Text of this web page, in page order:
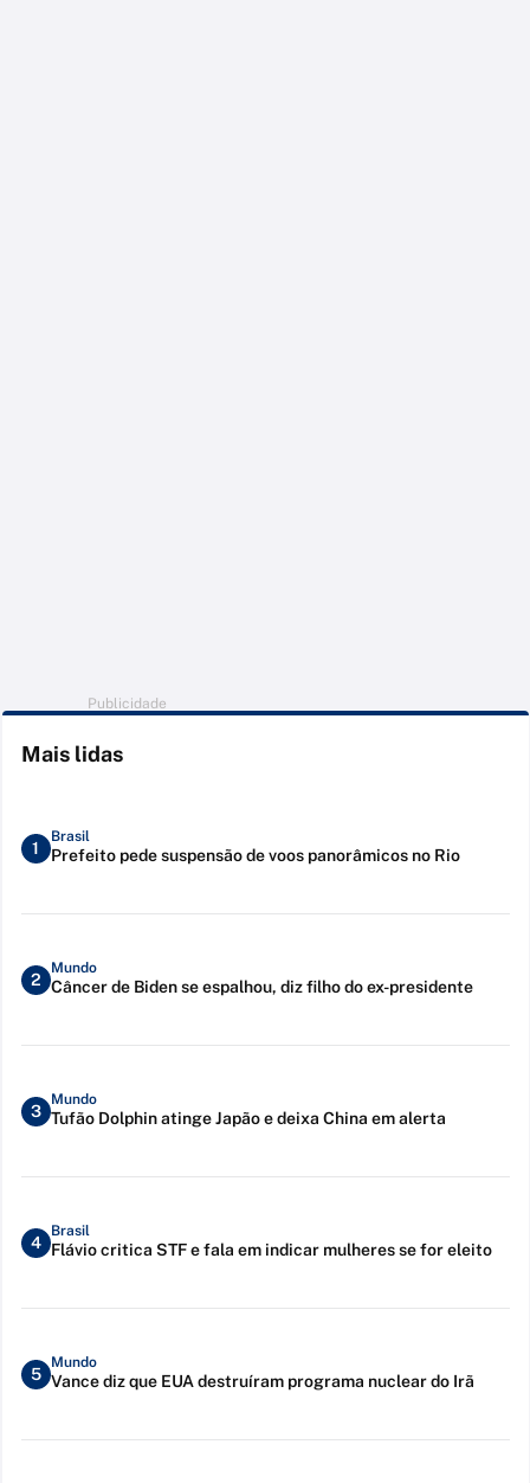
Publicidade
Mais lidas
1
Brasil
Prefeito pede suspensão de voos panorâmicos no Rio
2
Mundo
Câncer de Biden se espalhou, diz filho do ex-presidente
3
Mundo
Tufão Dolphin atinge Japão e deixa China em alerta
4
Brasil
Flávio critica STF e fala em indicar mulheres se for eleito
5
Mundo
Vance diz que EUA destruíram programa nuclear do Irã